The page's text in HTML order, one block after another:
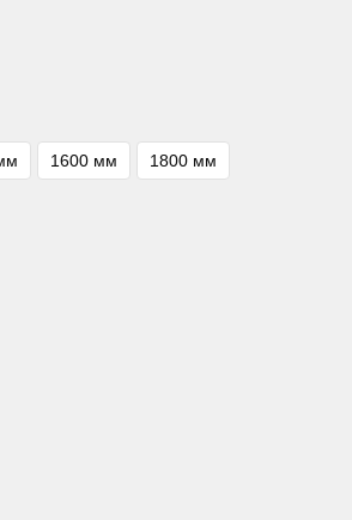
1600 мм 1800 мм